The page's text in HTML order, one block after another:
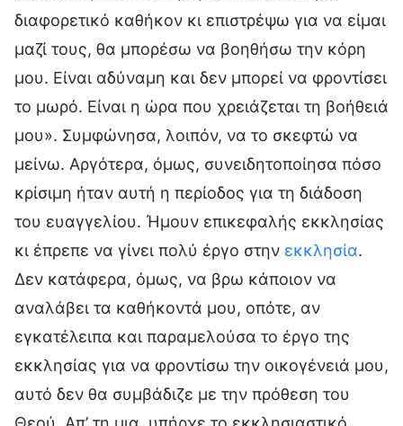
διαφορετικό καθήκον κι επιστρέψω για να είμαι
μαζί τους, θα μπορέσω να βοηθήσω την κόρη
μου. Είναι αδύναμη και δεν μπορεί να φροντίσει
το μωρό. Είναι η ώρα που χρειάζεται τη βοήθειά
μου». Συμφώνησα, λοιπόν, να το σκεφτώ να
μείνω. Αργότερα, όμως, συνειδητοποίησα πόσο
κρίσιμη ήταν αυτή η περίοδος για τη διάδοση
του ευαγγελίου. Ήμουν επικεφαλής εκκλησίας
κι έπρεπε να γίνει πολύ έργο στην εκκλησία.
Δεν κατάφερα, όμως, να βρω κάποιον να
αναλάβει τα καθήκοντά μου, οπότε, αν
εγκατέλειπα και παραμελούσα το έργο της
εκκλησίας για να φροντίσω την οικογένειά μου,
αυτό δεν θα συμβάδιζε με την πρόθεση του